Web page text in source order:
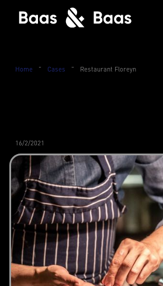
Home ” Cases ” Restaurant Floreyn
16/2/2021